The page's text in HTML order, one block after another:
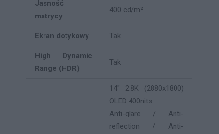
Jasność
matrycy
400 cd/m²
Ekran dotykowy Tak
High Dynamic
Range (HDR)
Tak
14" 2.8K (2880x1800)
OLED 400nits
Anti-glare / Anti-
reflection / Anti-